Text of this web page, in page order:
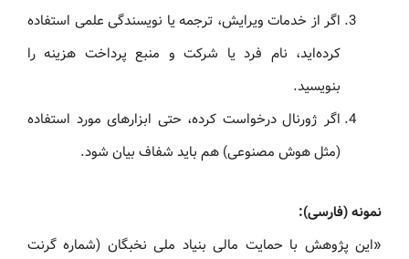
اگر از خدمات ویرایش، ترجمه یا نویسندگی علمی استفاده
کرده‌اید، نام فرد یا شرکت و منبع پرداخت هزینه را
بنویسید.
اگر ژورنال درخواست کرده، حتی ابزارهای مورد استفاده
(مثل هوش مصنوعی) هم باید شفاف بیان شود.
نمونه (فارسی):
«این پژوهش با حمایت مالی بنیاد ملی نخبگان (شماره گرنت